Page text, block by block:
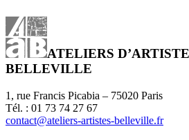
ATELIERS
BELLEVILLE
1, rue Francis Picabia – 75020 Paris
Tél. : 01 73 74 27 67
contact@ateliers-artistes-belleville.fr